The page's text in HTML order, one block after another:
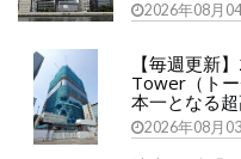
2026年08月
【毎週更新
Tower（ト
本一となる
2026年08月